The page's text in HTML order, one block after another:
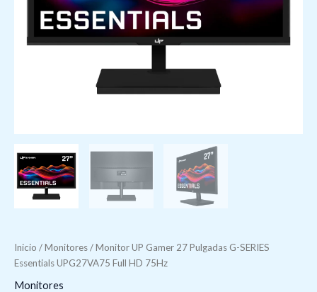
Inicio /Monitores/ Monitor UP Gamer 27 Pulgadas G-SERIES
Essentials UPG27VA75 Full HD 75Hz
Monitores